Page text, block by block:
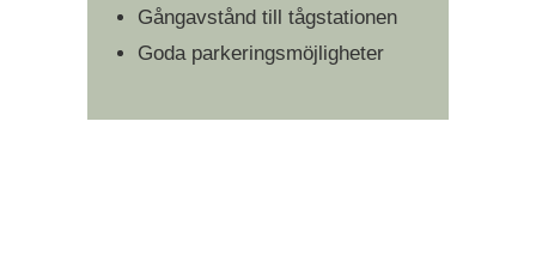
Gångavstånd till tågstationen
Goda parkeringsmöjligheter